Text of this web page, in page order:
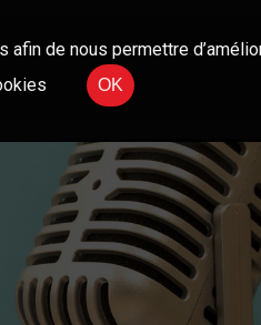
de nous permettre
OK